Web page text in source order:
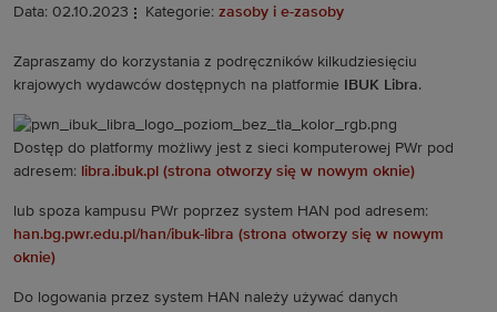
Data: 02.10.2023 Kategorie: zasoby i e-zasoby
Zapraszamy do korzystania z podręczników kilkudziesięciu
krajowych wydawców dostępnych na platformie IBUK Libra.
Dostęp do platformy możliwy jest z sieci komputerowej PWr pod
adresem:
libra.ibuk.pl (strona otworzy się w nowym oknie)
lub spoza kampusu PWr poprzez system HAN pod adresem:
han.bg.pwr.edu.pl/han/ibuk-libra (strona otworzy się w nowym
oknie)
Do logowania przez system HAN należy używać danych